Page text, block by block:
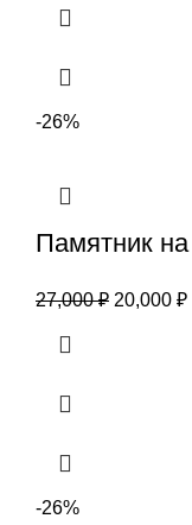
-26%
Памятник
27,000₽ 20,000 ₽
-26%